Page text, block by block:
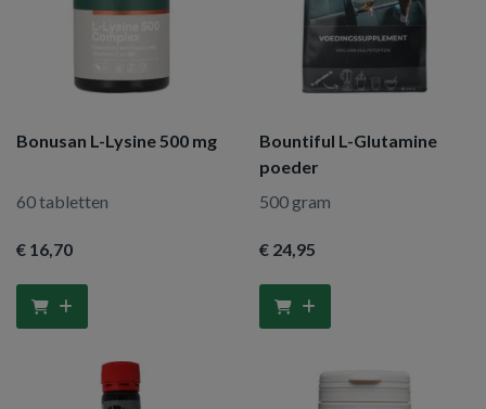
Bonusan L-Lysine 500 mg
60 tabletten
€ 16,70
Bountiful L-Glutamine
poeder
500 gram
€ 24,95